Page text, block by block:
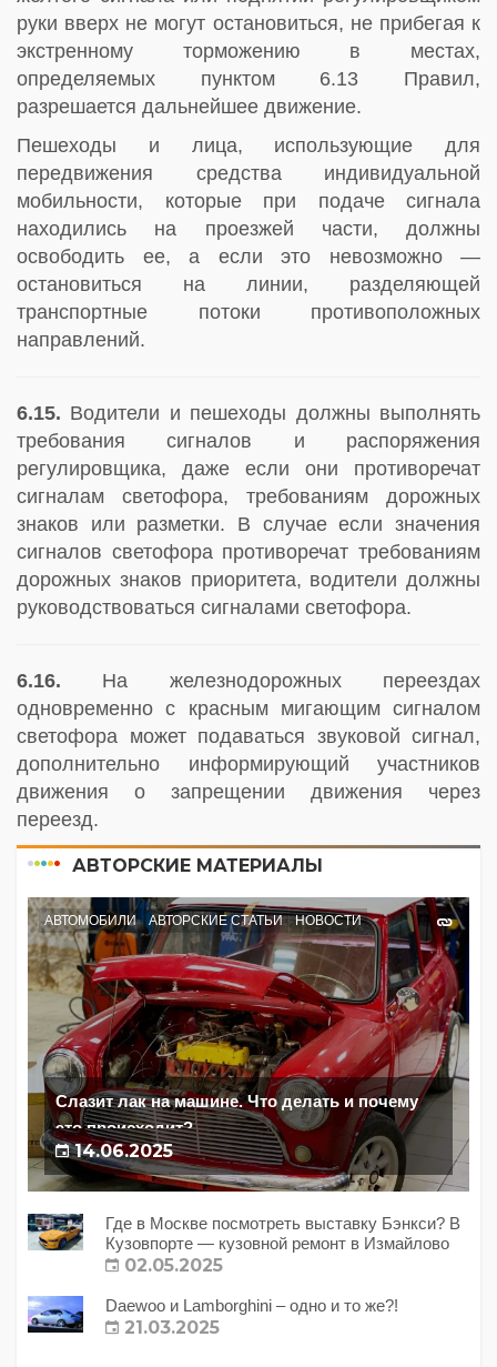
руки вверх не могут остановиться, не прибегая к
экстренному торможению в местах,
определяемых пунктом 6.13 Правил,
разрешается дальнейшее движение.
Пешеходы и лица, использующие для
передвижения средства индивидуальной
мобильности, которые при подаче сигнала
находились на проезжей части, должны
освободить ее, а если это невозможно —
остановиться на линии, разделяющей
транспортные потоки противоположных
направлений.
6.15. Водители и пешеходы должны выполнять
требования сигналов и распоряжения
регулировщика, даже если они противоречат
сигналам светофора, требованиям дорожных
знаков или разметки. В случае если значения
сигналов светофора противоречат требованиям
дорожных знаков приоритета, водители должны
руководствоваться сигналами светофора.
6.16. На железнодорожных переездах
одновременно с красным мигающим сигналом
светофора может подаваться звуковой сигнал,
дополнительно информирующий участников
движения о запрещении движения через
переезд.
АВТОРСКИЕ МАТЕРИАЛЫ
АВТОМОБИЛИ АВТОРСКИЕ СТАТЬИ НОВОСТИ
Слазит лак на машине. Что делать и почему
это происходит?
14.06.2025
Где в Москве посмотреть выставку Бэнкси? В
Кузовпорте — кузовной ремонт в Измайлово
02.05.2025
Daewoo и Lamborghini – одно и то же?!
21.03.2025